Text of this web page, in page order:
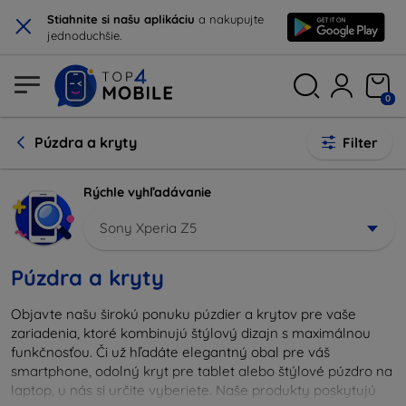
× Stiahnite si našu aplikáciu a nakupujte
jednoduchšie.
0
Púzdra a kryty Filter
Rýchle vyhľadávanie
Sony Xperia Z5
Púzdra a kryty
Objavte našu širokú ponuku púzdier a krytov pre vaše
zariadenia, ktoré kombinujú štýlový dizajn s maximálnou
funkčnosťou. Či už hľadáte elegantný obal pre váš
smartphone, odolný kryt pre tablet alebo štýlové púzdro na
laptop, u nás si určite vyberiete. Naše produkty poskytujú